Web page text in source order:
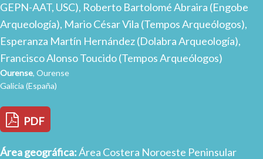
GEPN-AAT, USC), Roberto Bartolomé Abraira (Engobe
Arqueología), Mario César Vila (Tempos Arqueólogos),
Esperanza Martín Hernández (Dolabra Arqueología),
Francisco Alonso Toucido (Tempos Arqueólogos)
Ourense, Ourense
Galicia (España)
PDF
Área geográfica:Área Costera Noroeste Peninsular